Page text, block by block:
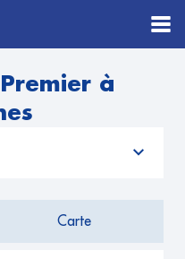
à
Carte